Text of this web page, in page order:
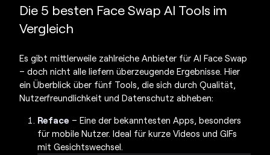
Die 5 besten Face Swap AI Tools im
Vergleich
Es gibt mittlerweile zahlreiche Anbieter für AI Face Swap
– doch nicht alle liefern überzeugende Ergebnisse. Hier
ein Überblick über fünf Tools, die sich durch Qualität,
Nutzerfreundlichkeit und Datenschutz abheben:
Reface – Eine der bekanntesten Apps, besonders
für mobile Nutzer. Ideal für kurze Videos und GIFs
mit Gesichtswechsel.